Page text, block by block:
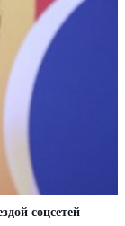
соцсетей